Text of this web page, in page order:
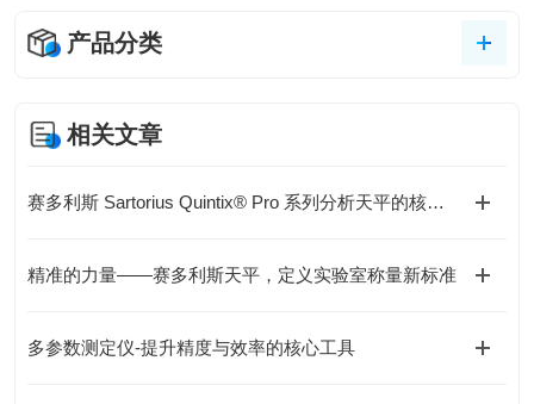
产品分类
相关文章
赛多利斯 Sartorius Quintix® Pro 系列分析天平的核心技术与应用特点
精准的力量——赛多利斯天平，定义实验室称量新标准
多参数测定仪-提升精度与效率的核心工具